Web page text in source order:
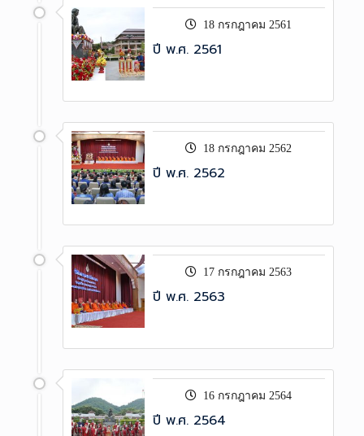
18 กรกฎาคม 2561
ปี พ.ศ. 2561
18 กรกฎาคม 2562
ปี พ.ศ. 2562
17 กรกฎาคม 2563
ปี พ.ศ. 2563
16 กรกฎาคม 2564
ปี พ.ศ. 2564